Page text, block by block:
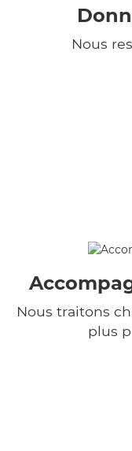
Nous
Nous traitons
plus